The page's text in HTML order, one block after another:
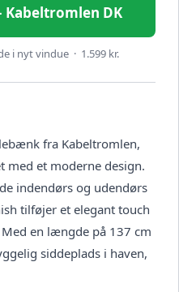
Kabeltromlen DK
i nyt vindue · 1.599 kr.
fra Kabeltromlen,
et moderne design.
indendørs og udendørs
tilføjer et elegant touch
en længde på 137 cm
siddeplads i haven,